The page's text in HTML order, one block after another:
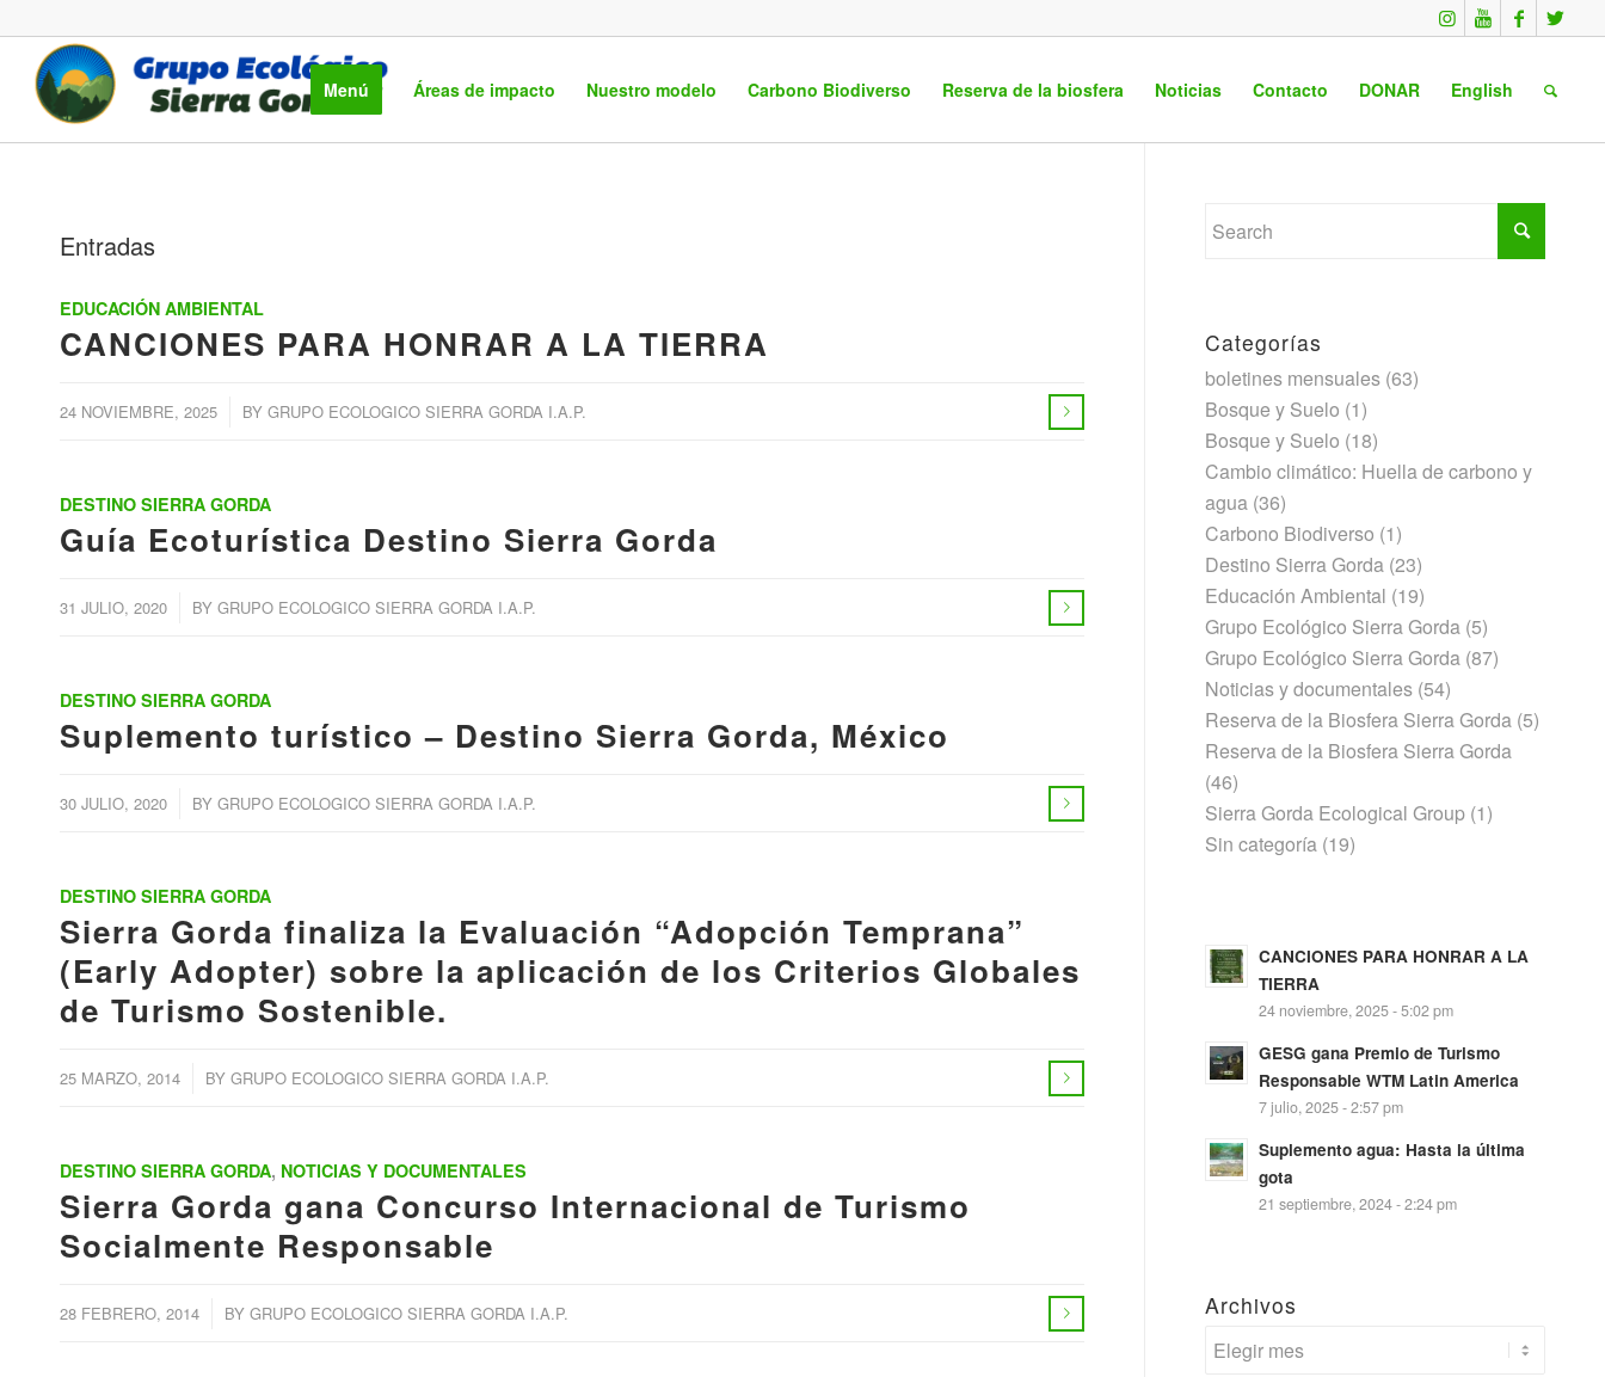
Menú Áreas de impacto Nuestro modelo Carbono Biodiverso Reserva de la biosfera Noticias Contacto DONAR English
Entradas
EDUCACIÓN AMBIENTAL
CANCIONES PARA HONRAR A LA TIERRA
24 NOVIEMBRE, 2025
/ BY GRUPO ECOLOGICO SIERRA GORDA I.A.P.
DESTINO SIERRA GORDA
Guía Ecoturística Destino Sierra Gorda
31 JULIO, 2020 BY GRUPO ECOLOGICO SIERRA GORDA I.A.P.
DESTINO SIERRA GORDA
Suplemento turístico – Destino Sierra Gorda, México
30 JULIO, 2020 BY GRUPO ECOLOGICO SIERRA GORDA I.A.P.
DESTINO SIERRA GORDA
Sierra Gorda finaliza la Evaluación “Adopción Temprana”
(Early Adopter) sobre la aplicación de los Criterios Globales
de Turismo Sostenible.
25 MARZO, 2014 BY GRUPO ECOLOGICO SIERRA GORDA I.A.P.
DESTINO SIERRA GORDA, NOTICIAS Y DOCUMENTALES
Sierra Gorda gana Concurso Internacional de Turismo
Socialmente Responsable
28 FEBRERO, 2014
/ BY GRUPO ECOLOGICO SIERRA GORDA I.A.P.
Categorías
boletines mensuales (63)
Bosque y Suelo (1)
Bosque y Suelo (18)
Cambio climático: Huella de carbono y
agua (36)
Carbono Biodiverso (1)
Destino Sierra Gorda (23)
Educación Ambiental (19)
Grupo Ecológico Sierra Gorda (5)
Grupo Ecológico Sierra Gorda (87)
Noticias y documentales (54)
Reserva de la Biosfera Sierra Gorda (5)
Reserva de la Biosfera Sierra Gorda
(46)
Sierra Gorda Ecological Group (1)
Sin categoría (19)
CANCIONES PARA HONRAR A LA
TIERRA
24 noviembre, 2025 - 5:02 pm
GESG gana Premio de Turismo
Responsable WTM Latin America
7 julio, 2025 - 2:57 pm
Suplemento agua: Hasta la última
gota
21 septiembre, 2024 - 2:24 pm
Archivos